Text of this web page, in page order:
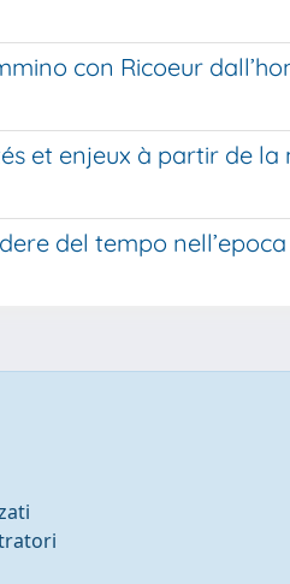
con Ricoeur
et enjeux à partir de
del tempo